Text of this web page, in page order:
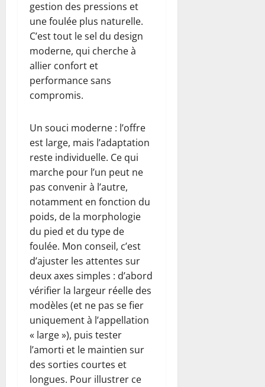
gestion des pressions et
une foulée plus naturelle.
C’est tout le sel du design
moderne, qui cherche à
allier confort et
performance sans
compromis.
Un souci moderne : l’offre
est large, mais l’adaptation
reste individuelle. Ce qui
marche pour l’un peut ne
pas convenir à l’autre,
notamment en fonction du
poids, de la morphologie
du pied et du type de
foulée. Mon conseil, c’est
d’ajuster les attentes sur
deux axes simples : d’abord
vérifier la largeur réelle des
modèles (et ne pas se fier
uniquement à l’appellation
« large »), puis tester
l’amorti et le maintien sur
des sorties courtes et
longues. Pour illustrer ce